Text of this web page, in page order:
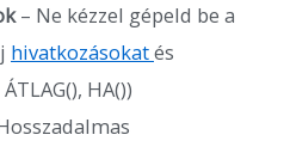
– Ne kézzel gépeld be a
hivatkozásokatés
HA())